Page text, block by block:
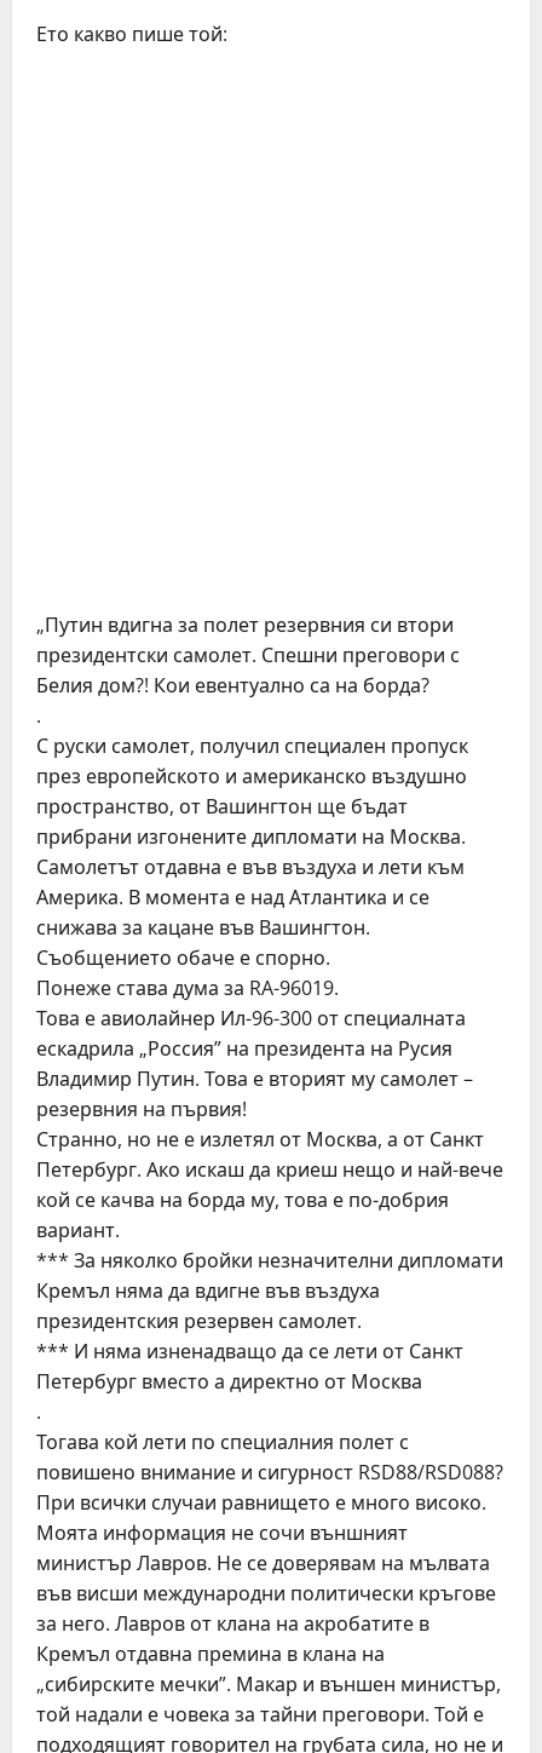
Ето какво пише той:
„Путин вдигна за полет резервния си втори
президентски самолет. Спешни преговори с
Белия дом?! Кои евентуално са на борда?
.
С руски самолет, получил специален пропуск
през европейското и американско въздушно
пространство, от Вашингтон ще бъдат
прибрани изгонените дипломати на Москва.
Самолетът отдавна е във въздуха и лети към
Америка. В момента е над Атлантика и се
снижава за кацане във Вашингтон.
Съобщението обаче е спорно.
Понеже става дума за RA-96019.
Това е авиолайнер Ил-96-300 от специалната
ескадрила „Россия” на президента на Русия
Владимир Путин. Това е вторият му самолет –
резервния на първия!
Странно, но не е излетял от Москва, а от Санкт
Петербург. Ако искаш да криеш нещо и най-вече
кой се качва на борда му, това е по-добрия
вариант.
*** За няколко бройки незначителни дипломати
Кремъл няма да вдигне във въздуха
президентския резервен самолет.
*** И няма изненадващо да се лети от Санкт
Петербург вместо а директно от Москва
.
Тогава кой лети по специалния полет с
повишено внимание и сигурност RSD88/RSD088?
При всички случаи равнището е много високо.
Моята информация не сочи външният
министър Лавров. Не се доверявам на мълвата
във висши международни политически кръгове
за него. Лавров от клана на акробатите в
Кремъл отдавна премина в клана на
„сибирските мечки”. Макар и външен министър,
той надали е човека за тайни преговори. Той е
подходящият говорител на грубата сила, но не и